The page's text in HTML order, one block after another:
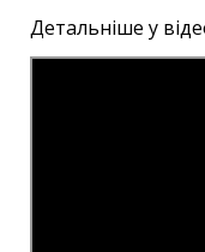
Детальніше у